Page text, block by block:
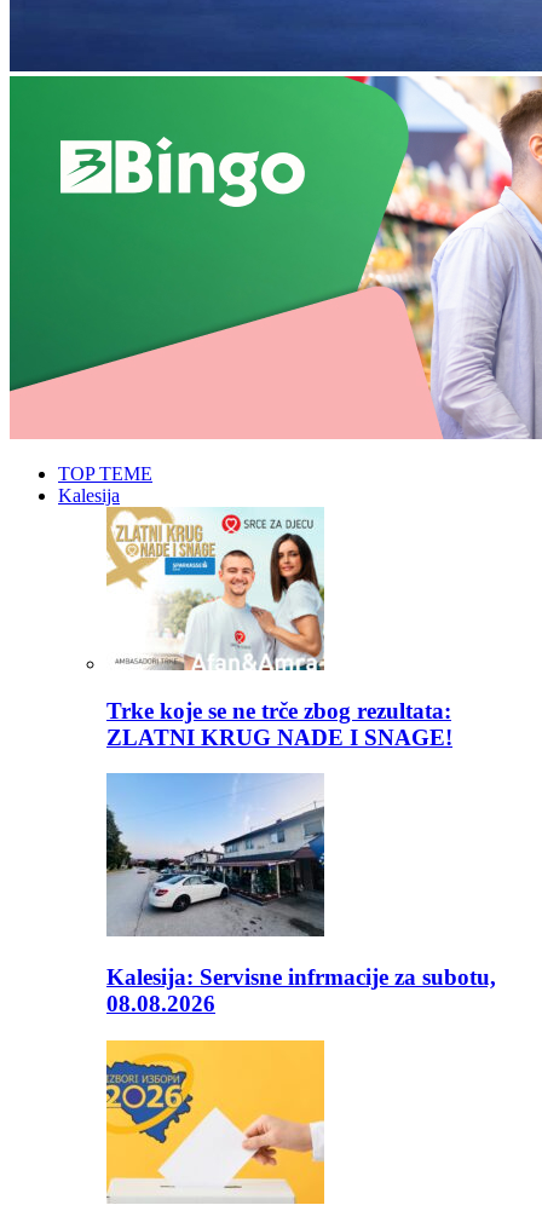
TOP TEME
Kalesija
Trke koje se ne trče zbog rezultata:
ZLATNI KRUG NADE I SNAGE!
Kalesija: Servisne infrmacije za subotu,
08.08.2026